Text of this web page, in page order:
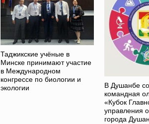
Таджикские учёные в
Минске принимают участие
в Международном
конгрессе по биологии и
экологии
В Душанбе
командная
«Кубок
управления
города